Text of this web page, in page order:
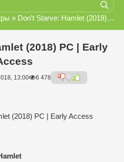
» Don't Starve: Hamlet (2018) PC | Early Access
(2018) PC | Early
13:00 6 478 0